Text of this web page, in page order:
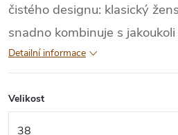
čistého designu: klasický
snadno kombinuje s
Detailní informace
Velikost